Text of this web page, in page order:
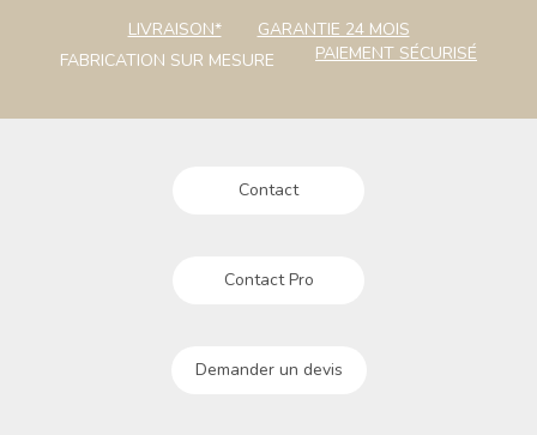
LIVRAISON*
GARANTIE 24 MOIS
FABRICATION SUR MESURE
PAIEMENT SÉCURISÉ
Contact
Contact Pro
Demander un devis